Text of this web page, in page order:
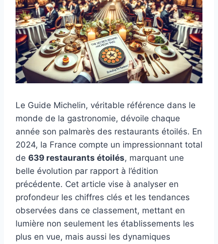
Le Guide Michelin, véritable référence dans le
monde de la gastronomie, dévoile chaque
année son palmarès des restaurants étoilés. En
2024, la France compte un impressionnant total
de 639 restaurants étoilés, marquant une
belle évolution par rapport à l’édition
précédente. Cet article vise à analyser en
profondeur les chiffres clés et les tendances
observées dans ce classement, mettant en
lumière non seulement les établissements les
plus en vue, mais aussi les dynamiques